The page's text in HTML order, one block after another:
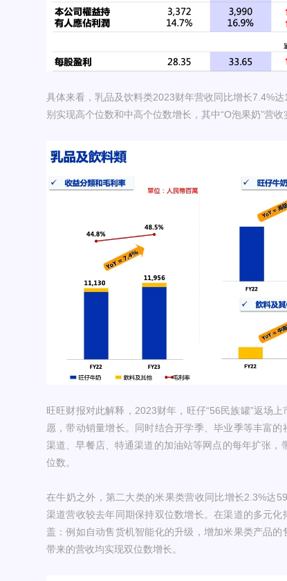
具体来看，乳品及饮料类2023财年营收同比增长7.4%
别实现高个位数和中高个位数增长，其中“O泡果奶”营收
旺旺财报对此解释，2023财年，旺仔“56民族罐”返场
愿，带动销量增长。同时结合开学季、毕业季等丰富
渠道、早餐店、特通渠道的加油站等网点的每年扩张，
位数。
在牛奶之外，第二大类的米果类营收同比增长2.3%达
渠道营收较去年同期保持双位数增长。在渠道的多元
盖：例如自动售货机智能化的升级，增加米果类产品
带来的营收均实现双位数增长。